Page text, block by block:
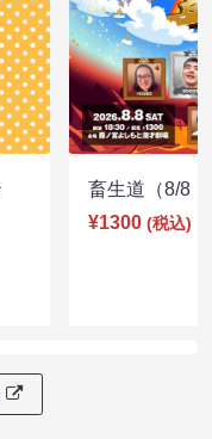
畜生道（8/8
¥1300 (税込)